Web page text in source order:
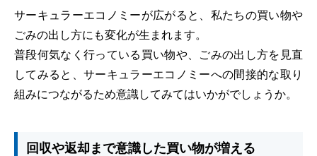
サーキュラーエコノミーが広がると、私たちの買い物や
ごみの出し方にも変化が生まれます。
普段何気なく行っている買い物や、ごみの出し方を見直
してみると、サーキュラーエコノミーへの間接的な取り
組みにつながるため意識してみてはいかがでしょうか。
回収や返却まで意識した買い物が増える